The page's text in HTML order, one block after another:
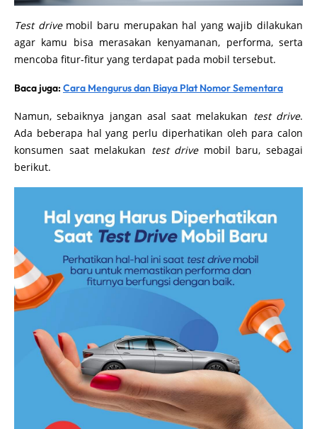
Test drivemobil baru merupakan hal yang wajib dilakukan
agar kamu bisa merasakan kenyamanan, performa, serta
mencoba fitur-fitur yang terdapat pada mobil tersebut.
Baca juga: Cara Mengurus dan Biaya Plat Nomor Sementara
Namun, sebaiknya jangan asal saat melakukan test drive.
Ada beberapa hal yang perlu diperhatikan oleh para calon
konsumen saat melakukan test drive mobil baru, sebagai
berikut.